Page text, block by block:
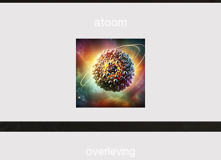
atoom
overleving